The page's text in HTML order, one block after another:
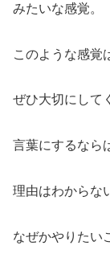
みたいな感覚。
このような感覚
ぜひ大切にして
言葉にするなら
理由はわからな
なぜかやりたい